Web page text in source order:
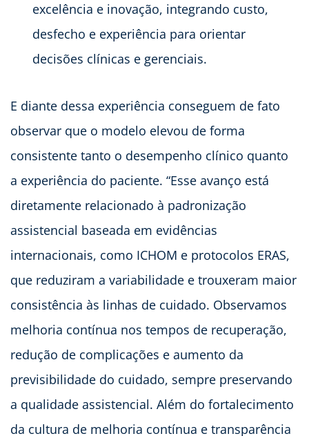
excelência e inovação, integrando custo,
desfecho e experiência para orientar
decisões clínicas e gerenciais.
E diante dessa experiência conseguem de fato
observar que o modelo elevou de forma
consistente tanto o desempenho clínico quanto
a experiência do paciente. “Esse avanço está
diretamente relacionado à padronização
assistencial baseada em evidências
internacionais, como ICHOM e protocolos ERAS,
que reduziram a variabilidade e trouxeram maior
consistência às linhas de cuidado. Observamos
melhoria contínua nos tempos de recuperação,
redução de complicações e aumento da
previsibilidade do cuidado, sempre preservando
a qualidade assistencial. Além do fortalecimento
da cultura de melhoria contínua e transparência